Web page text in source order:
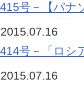
号－【パナ
2015.07.16
号－「ロシ
2015.07.16